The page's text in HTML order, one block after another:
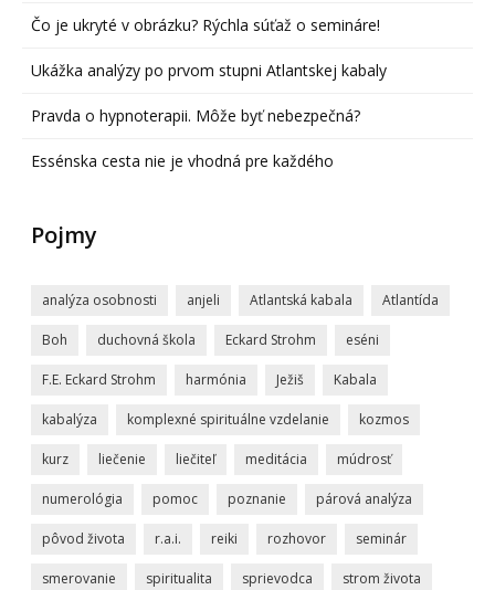
Čo je ukryté v obrázku? Rýchla súťaž o semináre!
Ukážka analýzy po prvom stupni Atlantskej kabaly
Pravda o hypnoterapii. Môže byť nebezpečná?
Essénska cesta nie je vhodná pre každého
Pojmy
analýza osobnosti anjeli Atlantská kabala Atlantída
Boh duchovná škola Eckard Strohm eséni
F.E. Eckard Strohm harmónia Ježiš Kabala
kabalýza komplexné spirituálne vzdelanie kozmos
kurz liečenie liečiteľ meditácia múdrosť
numerológia pomoc poznanie párová analýza
pôvod života r.a.i. reiki rozhovor seminár
smerovanie spiritualita sprievodca strom života